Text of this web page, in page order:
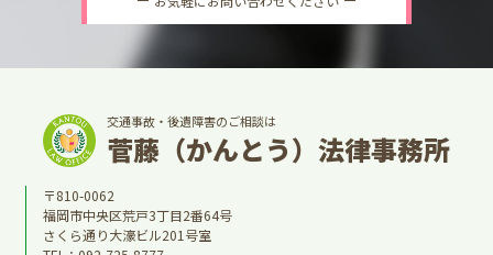
交通事故・後遺障害のご相談は
菅藤（かんとう）法律事務所
〒810-0062
福岡市中央区荒戸3丁目2番64号
さくら通り大濠ビル201号室